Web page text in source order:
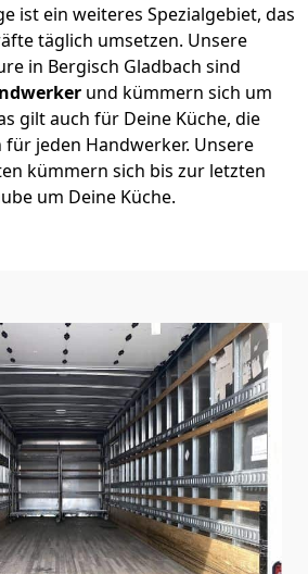
ist ein weiteres Spezialgebiet, das
täglich umsetzen. Unsere
in Bergisch Gladbach sind
und kümmern sich um
gilt auch für Deine Küche, die
für jeden Handwerker. Unsere
kümmern sich bis zur letzten
um Deine Küche.